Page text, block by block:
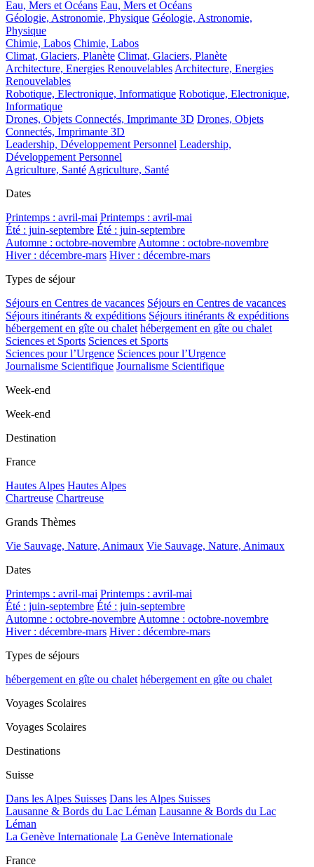
Eau, Mers et Océans Eau, Mers et Océans
Géologie, Astronomie, Physique Géologie, Astronomie,
Physique
Chimie, Labos Chimie, Labos
Climat, Glaciers, Planète Climat, Glaciers, Planète
Architecture, Energies Renouvelables Architecture, Energies
Renouvelables
Robotique, Electronique, Informatique Robotique, Electronique,
Informatique
Drones, Objets Connectés, Imprimante 3D Drones, Objets
Connectés, Imprimante 3D
Leadership, Développement Personnel Leadership,
Développement Personnel
Agriculture, Santé Agriculture, Santé
Dates
Printemps : avril-mai Printemps : avril-mai
Été : juin-septembre Été : juin-septembre
Automne : octobre-novembre Automne : octobre-novembre
Hiver : décembre-mars Hiver : décembre-mars
Types de séjour
Séjours en Centres de vacances Séjours en Centres de vacances
Séjours itinérants & expéditions Séjours itinérants & expéditions
hébergement en gîte ou chalet hébergement en gîte ou chalet
Sciences et Sports Sciences et Sports
Sciences pour l’Urgence Sciences pour l’Urgence
Journalisme Scientifique Journalisme Scientifique
Week-end
Week-end
Destination
France
Hautes Alpes Hautes Alpes
Chartreuse Chartreuse
Grands Thèmes
Vie Sauvage, Nature, Animaux Vie Sauvage, Nature, Animaux
Dates
Printemps : avril-mai Printemps : avril-mai
Été : juin-septembre Été : juin-septembre
Automne : octobre-novembre Automne : octobre-novembre
Hiver : décembre-mars Hiver : décembre-mars
Types de séjours
hébergement en gîte ou chalet hébergement en gîte ou chalet
Voyages Scolaires
Voyages Scolaires
Destinations
Suisse
Dans les Alpes Suisses Dans les Alpes Suisses
Lausanne & Bords du Lac Léman Lausanne & Bords du Lac
Léman
La Genève Internationale La Genève Internationale
France